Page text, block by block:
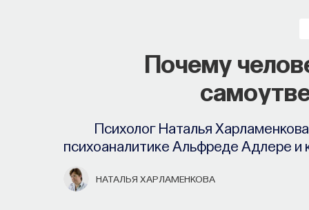
Почему
Психолог Наталья
психоаналитике Альфреде Адлере и
НАТАЛЬЯ ХАРЛАМЕНКОВА
Основатель ПостНауки Ивар
найти свою нишу в